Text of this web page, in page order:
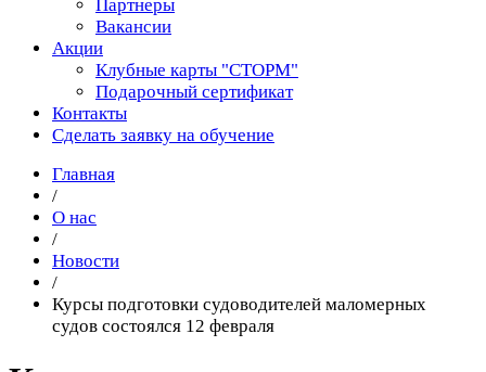
Партнеры
Вакансии
Акции
Клубные карты "СТОРМ"
Подарочный сертификат
Контакты
Сделать заявку на обучение
Главная
/
О нас
/
Новости
/
Курсы подготовки судоводителей маломерных
судов состоялся 12 февраля